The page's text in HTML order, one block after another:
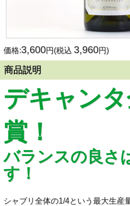
価格:3,600円(税込 3,960円)
商品説明
デキャン
賞！
バランスの良さ
す！
シャブリ全体の1/4という最大生産